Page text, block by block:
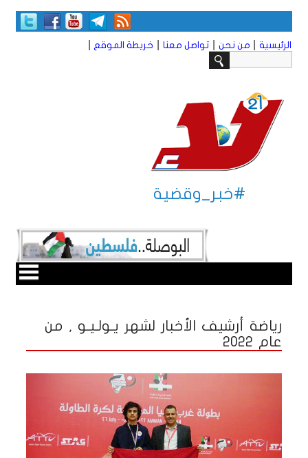
الرئيسية من نحن تواصل معنا خريطة الموقع
#خبر_وقضية
رياضة أرشيف الأخبار لشهر يـولـيـو , من
عام 2022